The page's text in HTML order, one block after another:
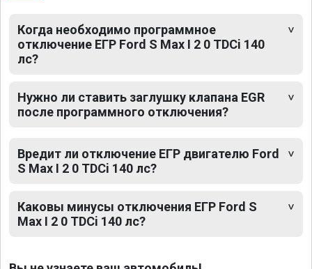
Когда необходимо программное
отключение ЕГР Ford S Max I 2 0 TDCi 140
лс?
Нужно ли ставить заглушку клапана EGR
после программного отключения?
Вредит ли отключение ЕГР двигателю Ford
S Max I 2 0 TDCi 140 лс?
Каковы минусы отключения ЕГР Ford S
Max I 2 0 TDCi 140 лс?